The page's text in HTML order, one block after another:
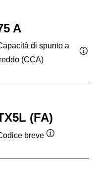
A
di spunto a
(CCA)
(FA)
breve